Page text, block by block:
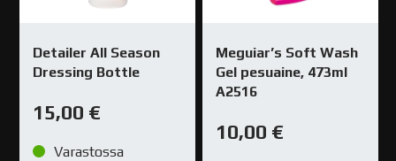
Detailer All Season
Dressing Bottle
15,00 €
Varastossa
Meguiar’s Soft Wash
Gel pesuaine, 473ml
A2516
10,00 €